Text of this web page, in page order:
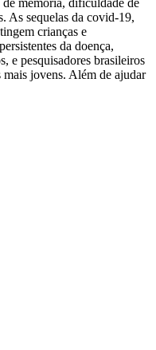
As sequelas da covid-19,
crianças e
da doença,
e pesquisadores brasileiros
mais jovens. Além de ajudar